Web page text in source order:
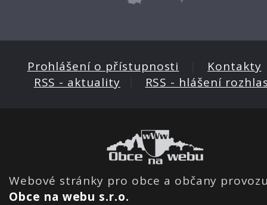
Prohlášení o přístupnosti Kontakty
RSS - aktuality
RSS - hlášení
Webové stránky pro obce a občany
Obce na webu s.r.o.